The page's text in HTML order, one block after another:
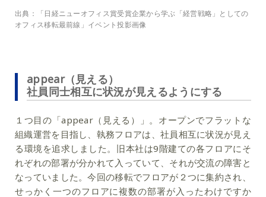
出典：「日経ニューオフィス賞受賞企業から学ぶ「経営戦略」としての
オフィス移転最前線」イベント投影画像
appear（見える）
社員同士相互に状況が見えるようにする
１つ目の「appear（見える）」。オープンでフラットな
組織運営を目指し、執務フロアは、社員相互に状況が見え
る環境を追求しました。旧本社は9階建ての各フロアにそ
れぞれの部署が分かれて入っていて、それが交流の障害と
なっていました。今回の移転でフロアが２つに集約され、
せっかく一つのフロアに複数の部署が入ったわけですか